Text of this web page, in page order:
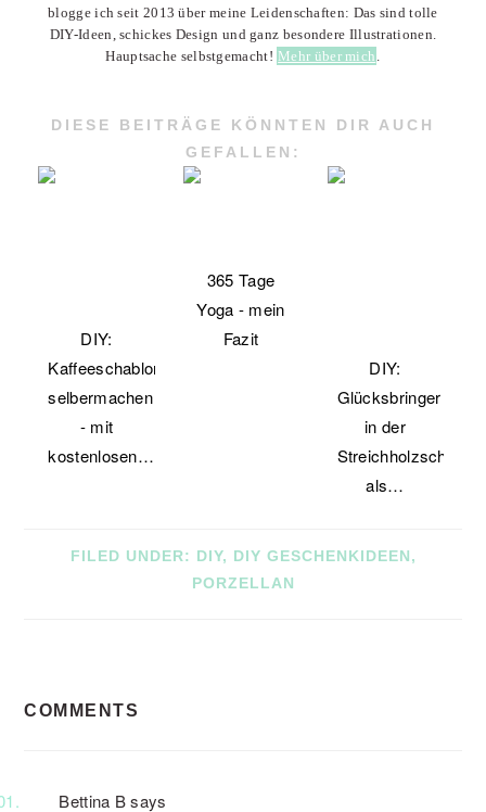
blogge ich seit 2013 über meine Leidenschaften: Das sind tolle
DIY-Ideen, schickes Design und ganz besondere Illustrationen.
Hauptsache selbstgemacht! Mehr über mich .
DIESE BEITRÄGE KÖNNTEN DIR AUCH
GEFALLEN:
DIY:
Kaffeeschablonen
selbermachen
- mit
kostenlosen…
365 Tage
Yoga - mein
Fazit
DIY:
Glücksbringer
in der
als…
FILED UNDER: DIY, DIY GESCHENKIDEEN,
PORZELLAN
INTERACTIONS
COMMENTS
Bettina B says